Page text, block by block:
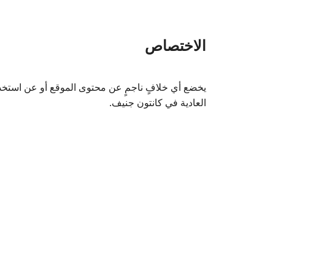
الاختصاص
يخضع أي خلافٍ ناجمٍ عن محتوى الموقع أو عن
العادية في كانتون جنيف.